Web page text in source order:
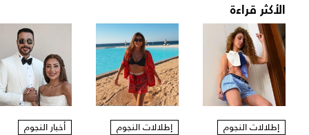
الأكثر قراءة
إطلالات النجوم إطلالات النجوم أخبار النجوم